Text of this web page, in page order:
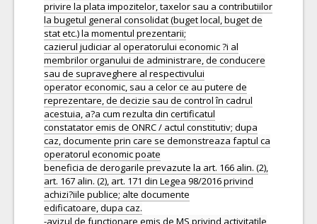
privire la plata impozitelor, taxelor sau a contributiilor
la bugetul general consolidat (buget local, buget de
stat etc.) la momentul prezentarii;
cazierul judiciar al operatorului economic ?i al
membrilor organului de administrare, de conducere
sau de supraveghere al respectivului
operator economic, sau a celor ce au putere de
reprezentare, de decizie sau de control în cadrul
acestuia, a?a cum rezulta din certificatul
constatator emis de ONRC / actul constitutiv; dupa
caz, documente prin care se demonstreaza faptul ca
operatorul economic poate
beneficia de derogarile prevazute la art. 166 alin. (2),
art. 167 alin. (2), art. 171 din Legea 98/2016 privind
achizi?iile publice; alte documente
edificatoare, dupa caz.
-avizul de functionare emis de MS privind activitatile